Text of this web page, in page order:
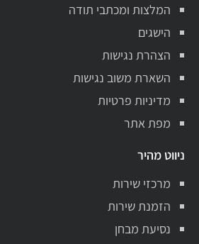
המלצות ומכתבי תודה
הישגים
הצהרת נגישות
השארת משוב נגישות
מדיניות פרטיות
מפת אתר
ניווט מהיר
מרכזי שירות
הזמנת שירות
נסיעת מבחן